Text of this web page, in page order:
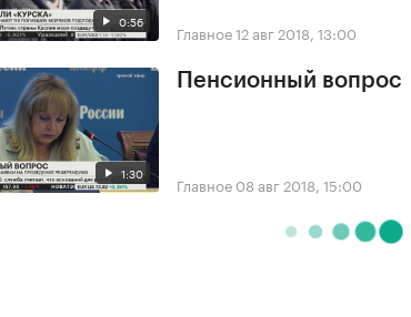
0:56 Главное12 авг 2018, 13:00
1:30
Пенсионный вопрос
Главное 08 авг 2018, 15:00